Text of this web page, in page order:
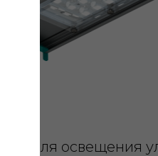
для освещения